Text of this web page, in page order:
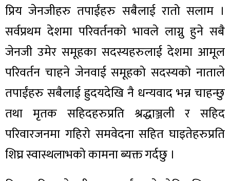
प्रिय जेनजीहरु तपाईंहरु सबैलाई रातो सलाम ।
सर्वप्रथम देशमा परिवर्तनको भावले लाग्नु हुने सबै
जेनजी उमेर समूहका सदस्यहरुलाई देशमा आमूल
परिवर्तन चाहने जेनवाई समूहको सदस्यको नाताले
तपाईंहरु सबैलाई ह्रुदयदेखि नै धन्यवाद भन्न चाहन्छु
तथा मृतक सहिदहरुप्रति श्रद्धाञ्जली र सहिद
परिवारजनमा गहिरो समवेदना सहित घाइतेहरुप्रति
शिघ्र स्वास्थलाभको कामना ब्यक्त गर्दछु ।